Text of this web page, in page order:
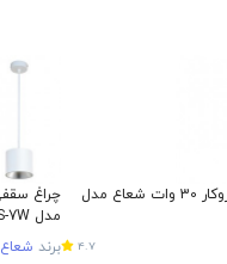
چراغ سقفی روکار 30 وات شعاع مدل
4.7
مدل SH-4016S-7W
برند شعاع